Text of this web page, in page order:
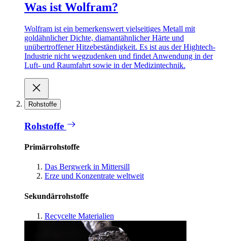
Was ist Wolfram?
Wolfram ist ein bemerkenswert vielseitiges Metall mit
goldähnlicher Dichte, diamantähnlicher Härte und
unübertroffener Hitzebeständigkeit. Es ist aus der Hightech-
Industrie nicht wegzudenken und findet Anwendung in der
Luft- und Raumfahrt sowie in der Medizintechnik.
Rohstoffe
Rohstoffe
Primärrohstoffe
Das Bergwerk in Mittersill
Erze und Konzentrate weltweit
Sekundärrohstoffe
Recycelte Materialien